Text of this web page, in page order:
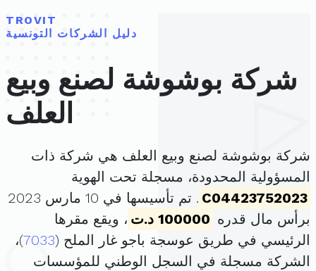
TROVIT
دليل الشركات التونسية
شركة بوشوشة لصنع وبيع
العلف
شركة بوشوشة لصنع وبيع العلف هي شركة ذات
المسؤولية المحدودة، مسجلة تحت الهوية
C04423752023
. تم تأسيسها في 10 مارس 2023
برأس مال قدره 100000 د.ت
، ويقع مقرها
الرئيسي في طريق عوسجة باجو غار الملح (7033)،
الشركة مسجلة في السجل الوطني للمؤسسات